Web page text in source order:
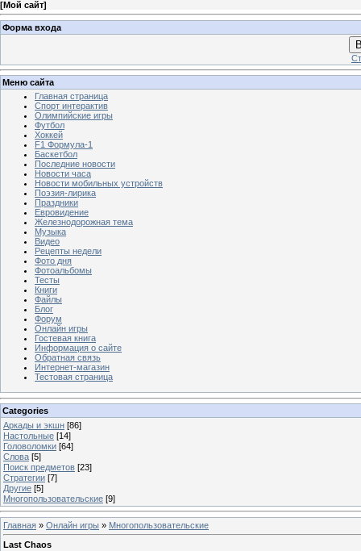
[Мой сайт]
Форма входа
Меню сайта
Главная страница
Спорт интерактив
Олимпийские игры
Футбол
Хоккей
F1 Формула-1
Баскетбол
Последние новости
Новости часа
Новости мобильных устройств
Поэзия-лирика
Праздники
Евровидение
Железнодорожная тема
Музыка
Видео
Рецепты недели
Фото дня
Фотоальбомы
Тесты
Книги
Файлы
Блог
Форум
Онлайн игры
Гостевая книга
Информация о сайте
Обратная связь
Интернет-магазин
Тестовая страница
Categories
Аркады и экшн [86]
Настольные [14]
Головоломки [64]
Слова [5]
Поиск предметов [23]
Стратегии [7]
Другие [5]
Многопользовательские [9]
Главная » Онлайн игры » Многопользовательские
Last Chaos